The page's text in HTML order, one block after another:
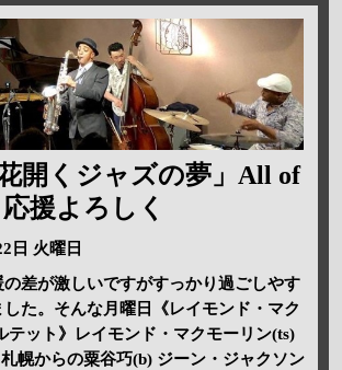
花開くジャズの夢」All of
援よろしく
日 火曜日
差が激しいですがすっかり過ごしやす
た。そんな月曜日《レイモンド・マク
テット》レイモンド・マクモーリン(ts)
幌からの粟谷巧(b) ジーン・ジャクソン